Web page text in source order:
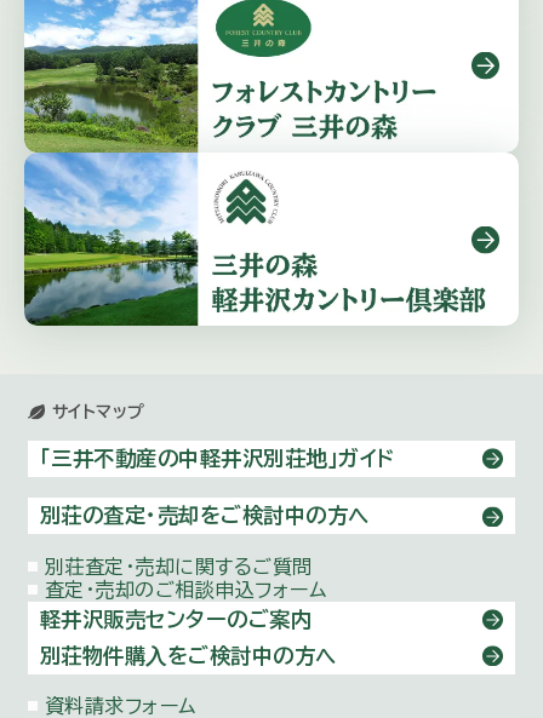
サイトマップ
「三井不動産の中軽井沢別荘地」ガイド
別荘の査定・売却をご検討中の方へ
別荘査定・売却に関するご質問
査定・売却のご相談申込フォーム
軽井沢販売センターのご案内
別荘物件購⼊をご検討中の方へ
資料請求フォーム